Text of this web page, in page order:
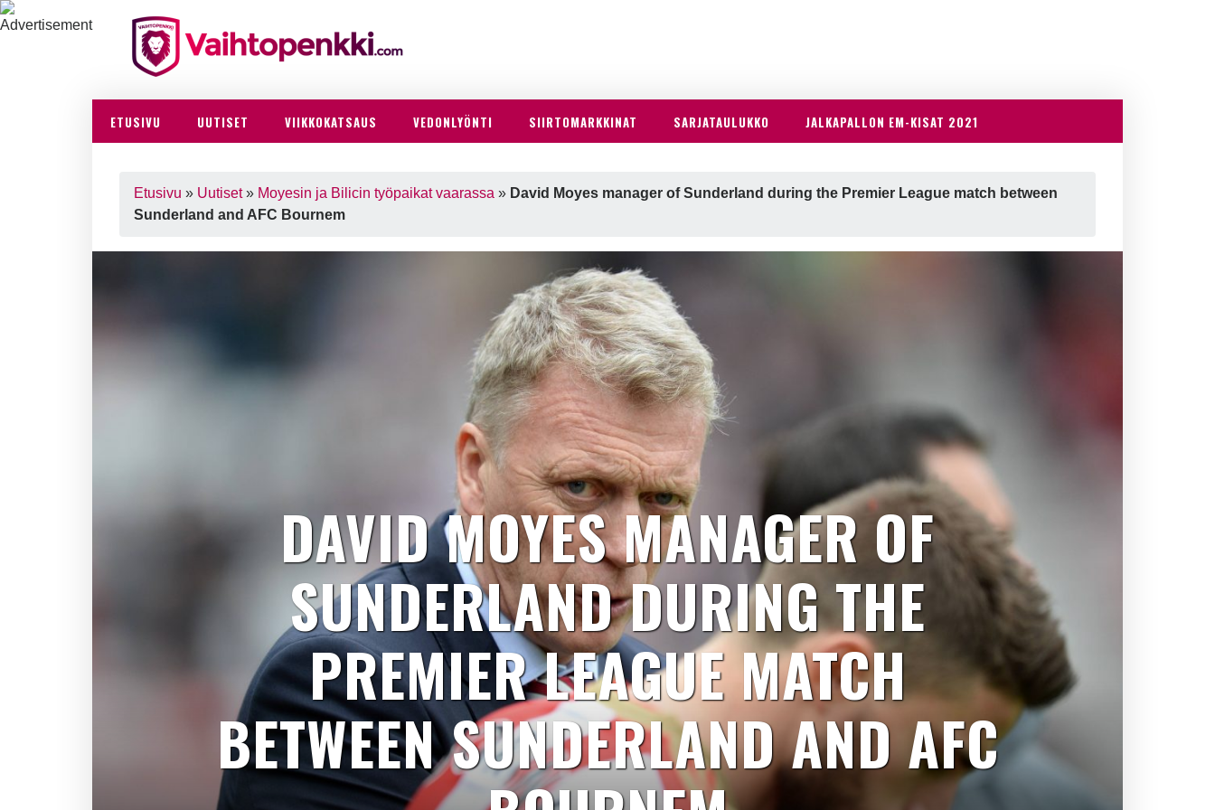
ETUSIVU UUTISET VIIKKOKATSAUS VEDONLYÖNTI SIIRTOMARKKINAT SARJATAULUKKO JALKAPALLON EM-KISAT 2021
Etusivu » Uutiset» Moyesin ja Bilicin työpaikat vaarassa » David Moyes manager of Sunderland during the Premier League match between
Sunderland and AFC Bournem
DAVID MOYES MANAGER OF
SUNDERLAND DURING THE
PREMIER LEAGUE MATCH
BETWEEN SUNDERLAND AND AFC